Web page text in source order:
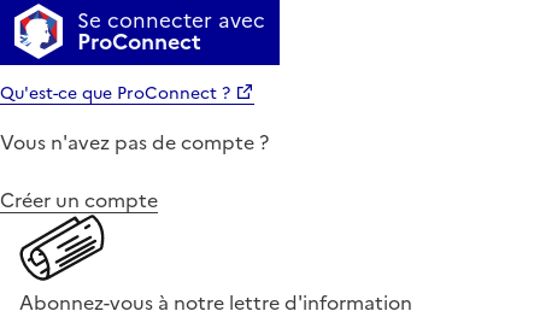
Se connecter avec
ProConnect
Qu'est-ce que ProConnect ?
Vous n'avez pas de compte ?
Créer un compte
Abonnez-vous à notre lettre d'information